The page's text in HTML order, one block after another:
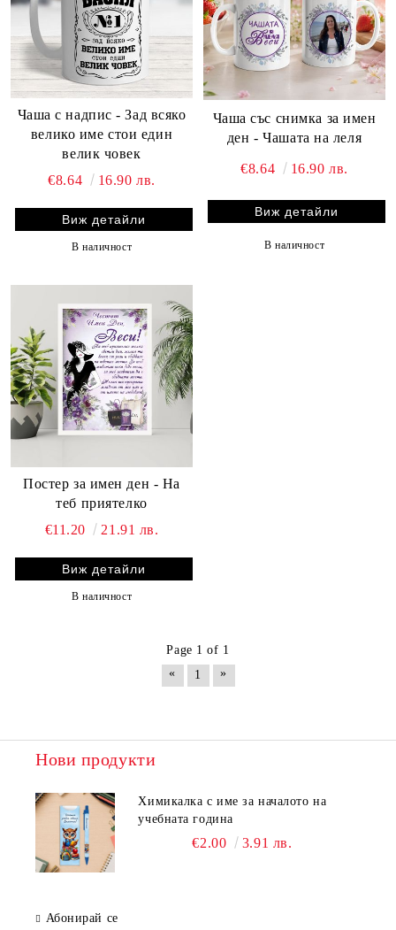
Чаша с надпис - Зад всяко
велико име стои един
велик човек
€8.64
16.90 лв.
Виж детайли
В наличност
Чаша със снимка за имен
ден - Чашата на леля
€8.64 16.90 лв.
Виж детайли
В наличност
Постер за имен ден - На
теб приятелко
€11.20
21.91 лв.
Виж детайли
В наличност
Page 1 of 1
«
1 »
Нови продукти
Химикалка с име за началото на
учебната година
€2.00 3.91 лв.
Абонирай се